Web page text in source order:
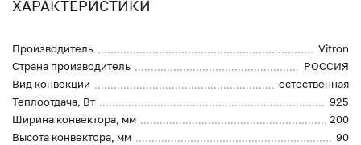
ХАРАКТЕРИСТИКИ
Производитель
Vitron
Страна производитель
РОССИЯ
Вид конвекции
естественная
Теплоотдача, Вт
925
Ширина конвектора, мм
200
Высота конвектора, мм
90